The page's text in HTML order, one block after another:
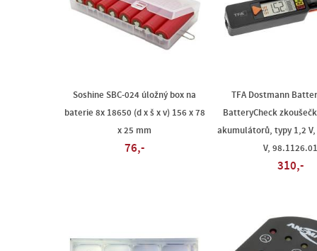
Soshine SBC-024 úložný box na
baterie 8x 18650 (d x š x v) 156 x 78
x 25 mm
76,-
TFA Dostmann
BatteryCheck
akumulátorů, typy 1,2 V,
V, 98.1126.01
310,-